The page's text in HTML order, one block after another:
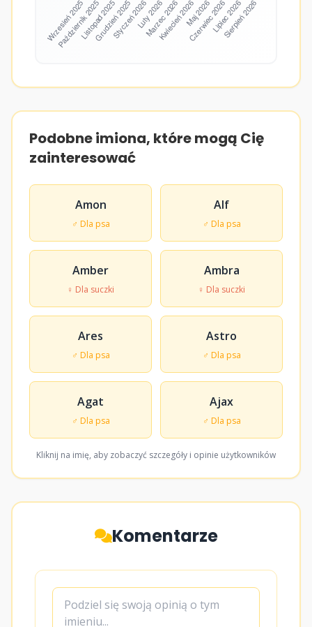
Podobne imiona, które mogą Cię
zainteresować
Amon
♂ Dla psa
Alf
♂ Dla psa
Amber
♀ Dla suczki
Ambra
♀ Dla suczki
Ares
♂ Dla psa
Astro
♂ Dla psa
Agat
♂ Dla psa
Ajax
♂ Dla psa
Kliknij na imię, aby zobaczyć szczegóły i opinie użytkowników
Komentarze